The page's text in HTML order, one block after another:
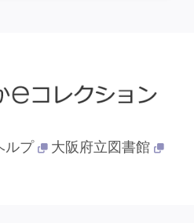
ルプ 大阪府立図書館